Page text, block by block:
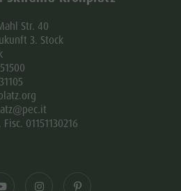
Str. 40
3. Stock
01151130216